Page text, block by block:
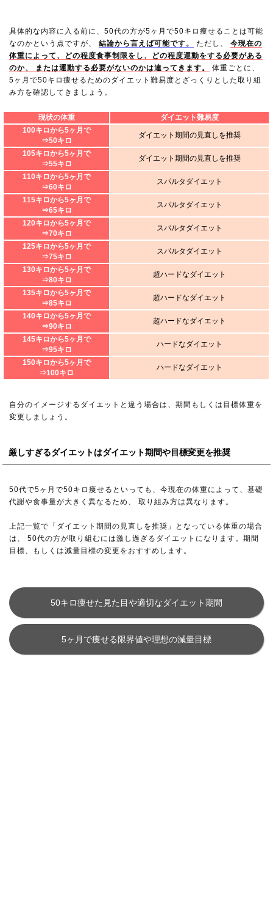
具体的な内容に入る前に、50代の方が5ヶ月で50キロ痩せることは可能
なのかという点ですが、結論から言えば可能です。 ただし、今現在の
体重によって、どの程度食事制限をし、どの程度運動をする必要がある
のか、 または運動する必要がないのかは違ってきます。
体重ごとに、
5ヶ月で50キロ痩せるためのダイエット難易度とざっくりとした取り組
み方を確認してきましょう。
現状の体重
ダイエット難易度
100キロから5ヶ月で
⇒50キロ
ダイエット期間の見直しを推奨
105キロから5ヶ月で
⇒55キロ
ダイエット期間の見直しを推奨
110キロから5ヶ月で
⇒60キロ
スパルタダイエット
115キロから5ヶ月で
⇒65キロ
スパルタダイエット
120キロから5ヶ月で
⇒70キロ
スパルタダイエット
125キロから5ヶ月で
⇒75キロ
スパルタダイエット
130キロから5ヶ月で
⇒80キロ
超ハードなダイエット
135キロから5ヶ月で
⇒85キロ
超ハードなダイエット
140キロから5ヶ月で
⇒90キロ
超ハードなダイエット
145キロから5ヶ月で
⇒95キロ
ハードなダイエット
150キロから5ヶ月で
⇒100キロ
ハードなダイエット
自分のイメージするダイエットと違う場合は、期間もしくは目標体重を
変更しましょう。
厳しすぎるダイエットはダイエット期間や目標変更を推奨
50代で5ヶ月で50キロ痩せるといっても、今現在の体重によって、基礎
代謝や食事量が大きく異なるため、 取り組み方は異なります。
上記一覧で「ダイエット期間の見直しを推奨」となっている体重の場合
は、 50代の方が取り組むには激し過ぎるダイエットになります。期間
目標、もしくは減量目標の変更をおすすめします。
50キロ痩せた見た目や適切なダイエット期間
5ヶ月で痩せる限界値や理想の減量目標